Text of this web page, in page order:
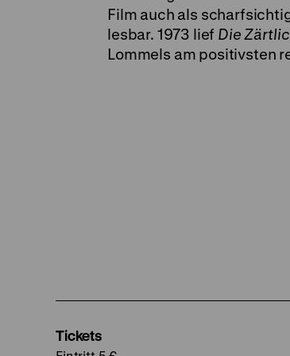
Film auch als
lesbar. 1973 lief Die
Lommels am positivsten
Tickets